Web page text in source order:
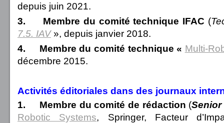
depuis juin 2021.
3.
Membre du comité technique IFAC (
7.5. IAV », depuis janvier 2018.
4.
Membre du comité technique « Multi-
décembre 2015.
Activités éditoriales dans des journaux
1.
Membre du comité de rédaction (
Robotic Systems,
Springer, Facteur